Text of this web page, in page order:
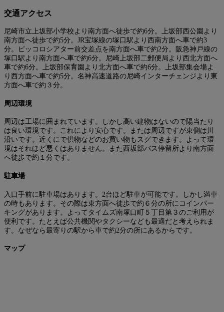
交通アクセス
尼崎市立上坂部小学校より南方面へ徒歩で約6分。上坂部西公園より
南方面へ徒歩で約5分。JR宝塚線の塚口駅より西南方面へ車で約3
分。ピッコロシアター前交差点を南方面へ車で約2分。阪急神戸線の
塚口駅より南方面へ車で約6分。尼崎上坂部二郵便局より西北方面へ
車で約6分。上坂部保育園より北方面へ車で約6分。上坂部集会場よ
り西方面へ車で約5分。名神高速道路の尼崎インターチェンジより東
方面へ車で約３分。
周辺環境
周辺は工場に囲まれています。しかし高い建物はないので陽当たり
は良い環境です。これにより安心です。または周辺ですが東側は川
沿いです。近くにで供物などのお買い物もスグできます。よって環
境はそれほど悪くはありません。また西坂部バス停留所より南方面
へ徒歩で約１分です。
駐車場
入口手前に駐車場はあります。2台ほど駐車が可能です。しかし満車
の時もあります。その際は東方面へ徒歩で約６分の所にコインパー
キングがあります。よってタイムズ南塚口町５丁目第３のご利用が
便利です。たとえば公共機関やタクシーなども最適だと考えられま
す。なぜなら最寄りの駅から車で約2分の所にあるからです。
マップ